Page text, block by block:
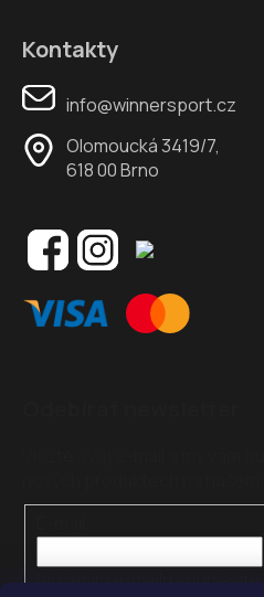
Kontakty
info@winnersport.cz
Olomoucká 3419/7,
618 00 Brno
Vložením e-mailu